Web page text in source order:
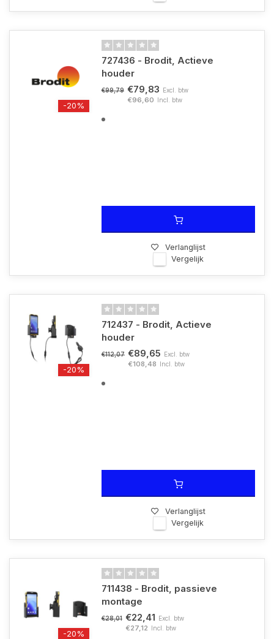
-20%
727436 - Brodit, Actieve
houder
€99,79 €79,83 Excl. btw
€96,60 Incl. btw
Verlanglijst
Vergelijk
-20%
712437 - Brodit, Actieve
houder
€112,07 €89,65 Excl. btw
€108,48 Incl. btw
Verlanglijst
Vergelijk
-20%
711438 - Brodit, passieve
montage
€28,01 €22,41 Excl. btw
€27,12 Incl. btw